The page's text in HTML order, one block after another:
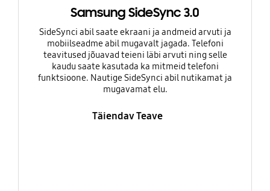
Samsung SideSync 3.0
SideSynci abil saate ekraani ja andmeid arvuti ja
mobiilseadme abil mugavalt jagada. Telefoni
teavitused jõuavad teieni läbi arvuti ning selle
kaudu saate kasutada ka mitmeid telefoni
funktsioone. Nautige SideSynci abil nutikamat ja
mugavamat elu.
Täiendav Teave